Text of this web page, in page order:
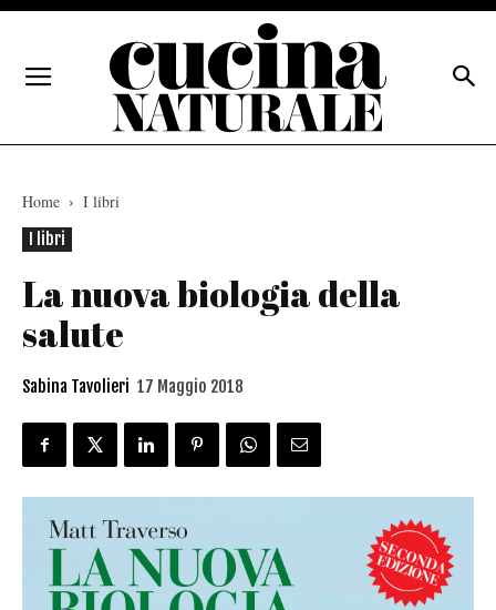
Home
I libri
I libri
La nuova biologia della
salute
Sabina Tavolieri 17 Maggio 2018